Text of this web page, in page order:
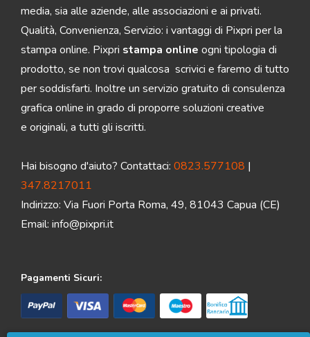
media, sia alle aziende, alle associazioni e ai privati.
Qualità, Convenienza, Servizio: i vantaggi di Pixpri per la
stampa online. Pixpri stampa online ogni tipologia di
prodotto, se non trovi qualcosa scrivici e faremo di tutto
per soddisfarti. Inoltre un servizio gratuito di consulenza
grafica online in grado di proporre soluzioni creative
e originali, a tutti gli iscritti.
Hai bisogno d'aiuto? Contattaci: 0823.577108 |
347.8217011
Indirizzo: Via Fuori Porta Roma, 49, 81043 Capua (CE)
Email: info@pixpri.it
Pagamenti Sicuri: